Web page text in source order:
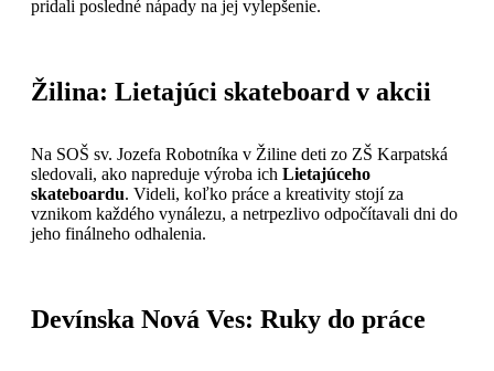
pridali posledné nápady na jej vylepšenie.
Žilina: Lietajúci skateboard v akcii
Na SOŠ sv. Jozefa Robotníka v Žiline deti zo ZŠ Karpatská
sledovali, ako napreduje výroba ich Lietajúceho
skateboardu. Videli, koľko práce a kreativity stojí za
vznikom každého vynálezu, a netrpezlivo odpočítavali dni do
jeho finálneho odhalenia.
Devínska Nová Ves: Ruky do práce